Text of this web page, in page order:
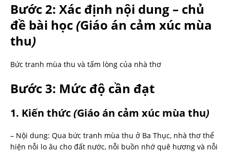
Bước 2: Xác định nội dung – chủ
đề bài học(Giáo án cảm xúc mùa
thu)
Bức tranh mùa thu và tấm lòng của nhà thơ
Bước 3: Mức độ cần đạt
1. Kiến thức(Giáo án cảm xúc mùa thu)
– Nội dung: Qua bức tranh mùa thu ở Ba Thục, nhà thơ thể
hiện nỗi lo âu cho đất nước, nỗi buồn nhớ quê hương và nỗi